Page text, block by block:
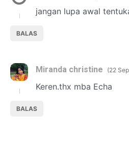
jangan lupa awal
BALAS
Miranda christine 22
Keren.thx mba Echa
BALAS